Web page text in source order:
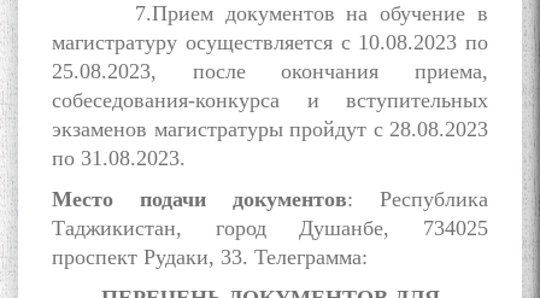
7.Прием документов на обучение в
магистратуру осуществляется с 10.08.2023 по
25.08.2023, после окончания приема,
собеседования-конкурса и вступительных
экзаменов магистратуры пройдут с 28.08.2023
по 31.08.2023.
Место подачи документов: Республика
Таджикистан, город Душанбе, 734025
проспект Рудаки, 33. Телеграмма:
Муъмин Қаноат\Meeting of
young talents with Mumyin
Kanoat